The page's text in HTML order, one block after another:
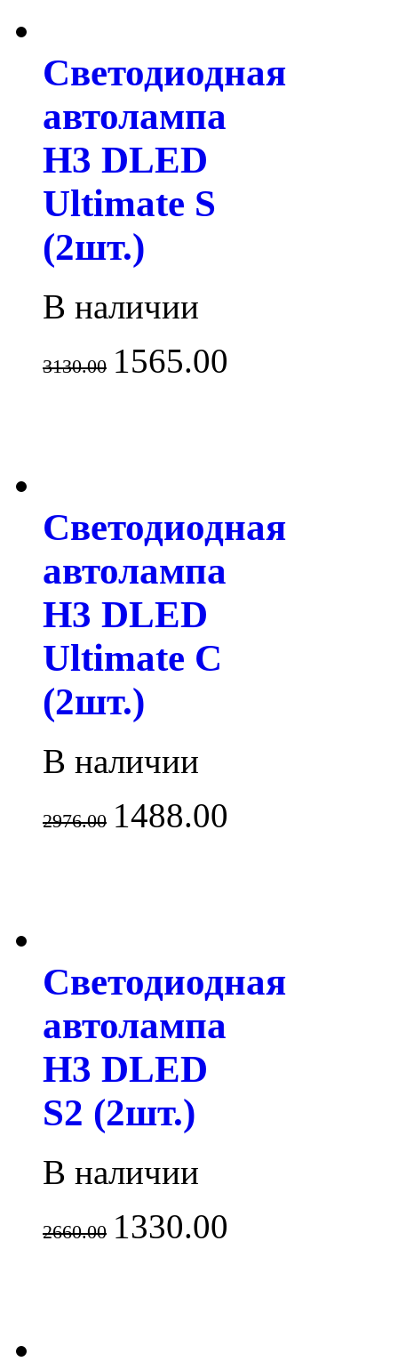
Светодиодная
автолампа
H3 DLED
Ultimate S
(2шт.)
В наличии
3130.00 1565.00
Светодиодная
автолампа
H3 DLED
Ultimate C
(2шт.)
В наличии
2976.00 1488.00
Светодиодная
автолампа
H3 DLED
S2 (2шт.)
В наличии
2660.00 1330.00